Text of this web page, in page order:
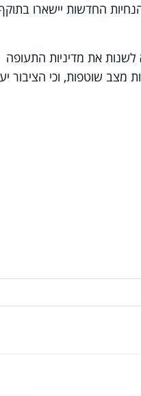
החדשות יישארו
את מדיניות התעופה
מצב שוטפות, וכי הציבור